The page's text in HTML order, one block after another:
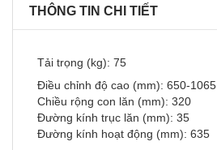
THÔNG TIN CHI TIẾT
Tải trọng (kg): 75
Điều chỉnh độ cao (mm): 650-1065
Chiều rộng con lăn (mm): 320
Đường kính trục lăn (mm): 35
Đường kính hoạt động (mm): 635